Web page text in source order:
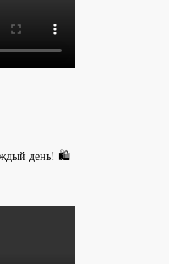
день! 🛍️